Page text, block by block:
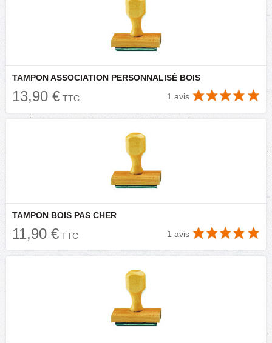
TAMPON ASSOCIATION PERSONNALISÉ BOIS
13,90 € TTC 1 avis
TAMPON BOIS PAS CHER
11,90 € TTC 1 avis